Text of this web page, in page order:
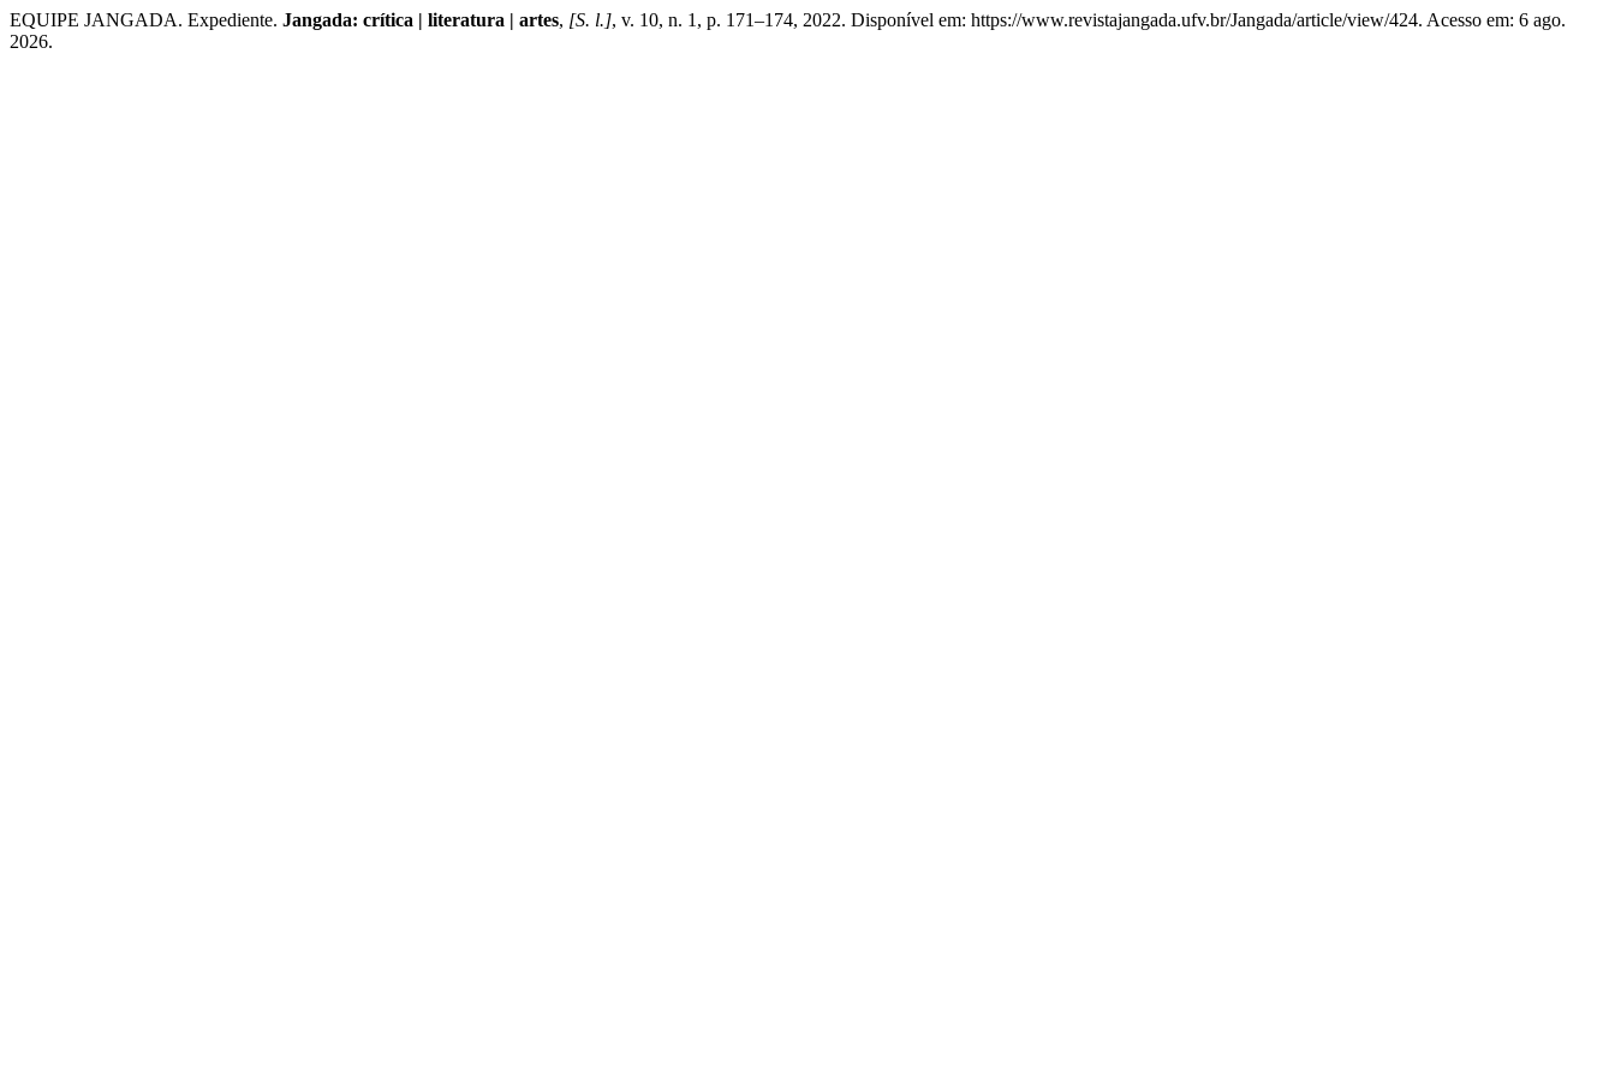
EQUIPE JANGADA. Expediente. Jangada: crítica | literatura | artes, [S. l.], v. 10, n. 1, p. 171–174, 2022. Disponível em: https://www.revistajangada.ufv.br/Jangada/article/view/424. Acesso em: 6 ago.
2026.